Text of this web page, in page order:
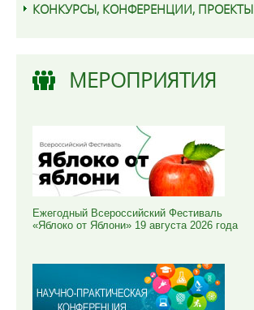
КОНКУРСЫ, КОНФЕРЕНЦИИ, ПРОЕКТЫ
МЕРОПРИЯТИЯ
Ежегодный Всероссийский Фестиваль
«Яблоко от Яблони» 19 августа 2026 года